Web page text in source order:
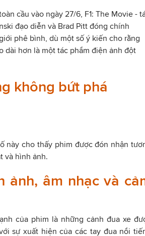
cầu vào ngày 27/6, F1: The Movie -
đạo diễn và Brad Pitt đóng chính
phê bình, dù một số ý kiến cho rằng
dài hơn là một tác phẩm điện ảnh đột
không bứt phá
này cho thấy phim được đón nhận
và hình ảnh.
ảnh, âm nhạc và
của phim là những cảnh đua xe
sự xuất hiện của các tay đua nổi